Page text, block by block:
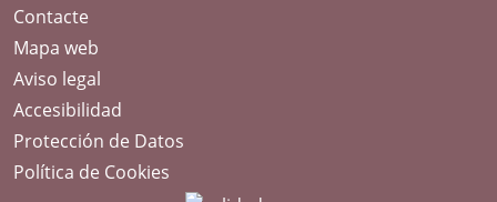
Contacte
Mapa web
Aviso legal
Accesibilidad
Protección de Datos
Política de Cookies